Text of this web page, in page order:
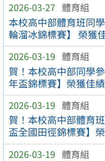
2026-03-27 體育組
本校高中部體育班同
輪溜冰錦標賽】 榮獲
2026-03-19 體育組
賀！本校高中部同學
年盃錦標賽】榮獲佳績
2026-03-19 體育組
賀！本校高中部體育
盃全國田徑錦標賽】
2026-03-19 體育組